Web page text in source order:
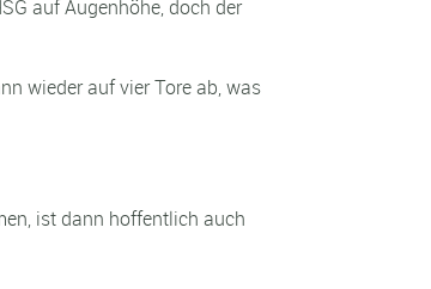
auf Augenhöhe, doch der
wieder auf vier Tore ab, was
ist dann hoffentlich auch